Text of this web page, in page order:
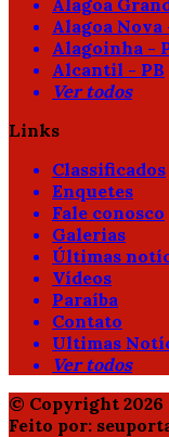
Alagoa
Alagoa Nova
Alagoinha -
Alcantil - PB
Ver todos
Links
Classificados
Enquetes
Fale conosco
Galerias
Últimas
Vídeos
Paraíba
Contato
Ultimas
Ver todos
© Copyright
Feito por: